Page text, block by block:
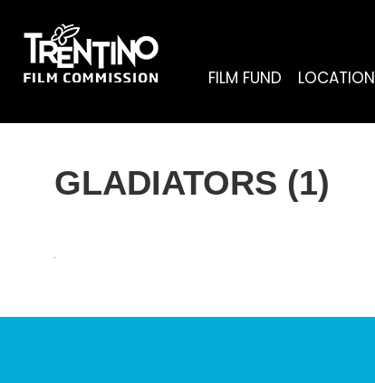
FILM FUND LOCATION
GLADIATORS (1)